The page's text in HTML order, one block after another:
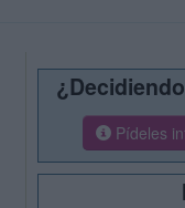
Pídeles